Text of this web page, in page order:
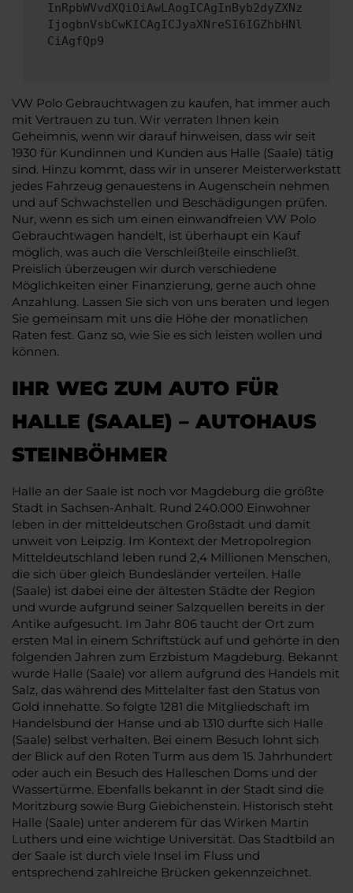
InRpbWVvdXQiOiAwLAogICAgInByb2dyZXNz
IjogbnVsbCwKICAgICJyaXNreSI6IGZhbHNl
CiAgfQp9
VW Polo Gebrauchtwagen zu kaufen, hat immer auch
mit Vertrauen zu tun. Wir verraten Ihnen kein
Geheimnis, wenn wir darauf hinweisen, dass wir seit
1930 für Kundinnen und Kunden aus Halle (Saale) tätig
sind. Hinzu kommt, dass wir in unserer Meisterwerkstatt
jedes Fahrzeug genauestens in Augenschein nehmen
und auf Schwachstellen und Beschädigungen prüfen.
Nur, wenn es sich um einen einwandfreien VW Polo
Gebrauchtwagen handelt, ist überhaupt ein Kauf
möglich, was auch die Verschleißteile einschließt.
Preislich überzeugen wir durch verschiedene
Möglichkeiten einer Finanzierung, gerne auch ohne
Anzahlung. Lassen Sie sich von uns beraten und legen
Sie gemeinsam mit uns die Höhe der monatlichen
Raten fest. Ganz so, wie Sie es sich leisten wollen und
können.
IHR WEG ZUM AUTO FÜR
HALLE (SAALE) – AUTOHAUS
STEINBÖHMER
Halle an der Saale ist noch vor Magdeburg die größte
Stadt in Sachsen-Anhalt. Rund 240.000 Einwohner
leben in der mitteldeutschen Großstadt und damit
unweit von Leipzig. Im Kontext der Metropolregion
Mitteldeutschland leben rund 2,4 Millionen Menschen,
die sich über gleich Bundesländer verteilen. Halle
(Saale) ist dabei eine der ältesten Städte der Region
und wurde aufgrund seiner Salzquellen bereits in der
Antike aufgesucht. Im Jahr 806 taucht der Ort zum
ersten Mal in einem Schriftstück auf und gehörte in den
folgenden Jahren zum Erzbistum Magdeburg. Bekannt
wurde Halle (Saale) vor allem aufgrund des Handels mit
Salz, das während des Mittelalter fast den Status von
Gold innehatte. So folgte 1281 die Mitgliedschaft im
Handelsbund der Hanse und ab 1310 durfte sich Halle
(Saale) selbst verhalten. Bei einem Besuch lohnt sich
der Blick auf den Roten Turm aus dem 15. Jahrhundert
oder auch ein Besuch des Halleschen Doms und der
Wassertürme. Ebenfalls bekannt in der Stadt sind die
Moritzburg sowie Burg Giebichenstein. Historisch steht
Halle (Saale) unter anderem für das Wirken Martin
Luthers und eine wichtige Universität. Das Stadtbild an
der Saale ist durch viele Insel im Fluss und
entsprechend zahlreiche Brücken gekennzeichnet.